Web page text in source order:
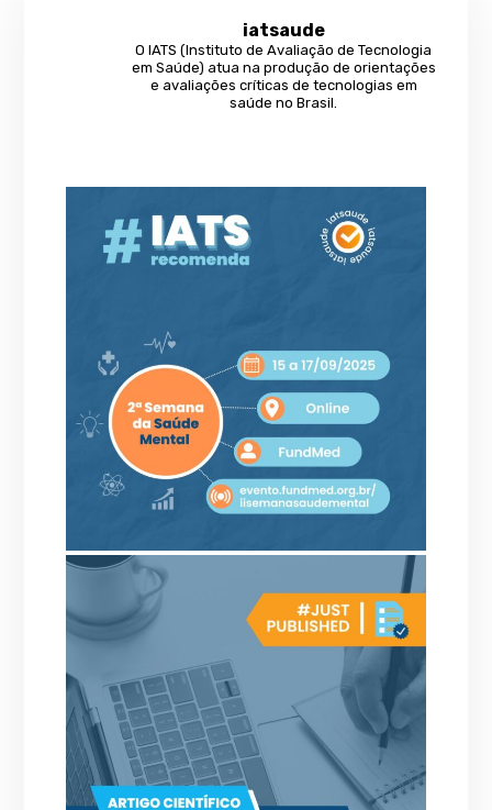
iatsaude
O IATS (Instituto de Avaliação de Tecnologia
em Saúde) atua na produção de orientações
e avaliações críticas de tecnologias em
saúde no Brasil.